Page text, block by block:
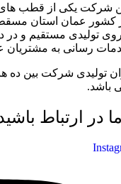
شرکت یکی از قطب های
رسانی به مشتریان
تولیدی شرکت بین ده
باشد.
در ارتباط